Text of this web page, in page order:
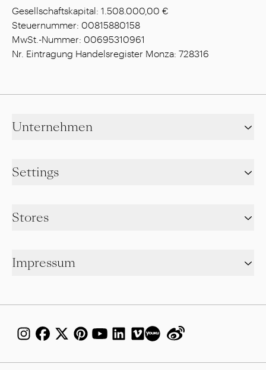
Gesellschaftskapital: 1.508.000,00 €
Steuernummer: 00815880158
MwSt.-Nummer: 00695310961
Nr. Eintragung Handelsregister Monza: 728316
Unternehmen
Settings
Stores
Impressum